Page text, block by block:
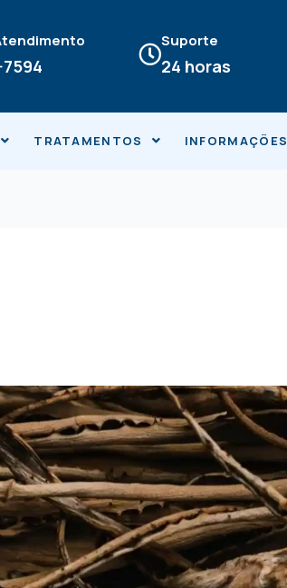
7594
Suporte
24 horas
TRATAMENTOS INFORMAÇÕES